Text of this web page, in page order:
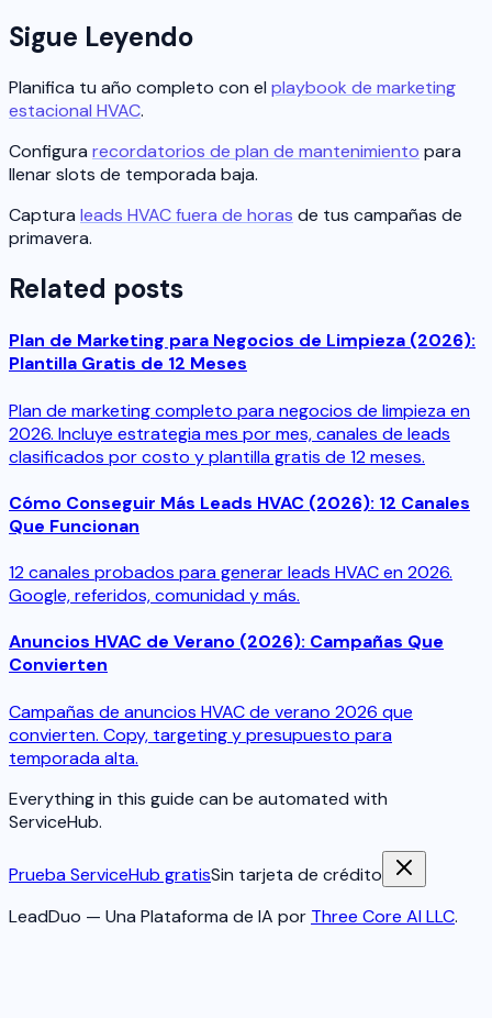
Sigue Leyendo
Planifica tu año completo con el playbook de marketing
estacional HVAC.
Configura recordatorios de plan de mantenimiento para
llenar slots de temporada baja.
Captura leads HVAC fuera de horas de tus campañas de
primavera.
Related posts
Plan de Marketing para Negocios de Limpieza (2026):
Plantilla Gratis de 12 Meses
Plan de marketing completo para negocios de limpieza en
2026. Incluye estrategia mes por mes, canales de leads
clasificados por costo y plantilla gratis de 12 meses.
Cómo Conseguir Más Leads HVAC (2026): 12 Canales
Que Funcionan
12 canales probados para generar leads HVAC en 2026.
Google, referidos, comunidad y más.
Anuncios HVAC de Verano (2026): Campañas Que
Convierten
Campañas de anuncios HVAC de verano 2026 que
convierten. Copy, targeting y presupuesto para
temporada alta.
Everything in this guide can be automated with
ServiceHub.
Prueba ServiceHub gratisSin tarjeta de crédito
LeadDuo — Una Plataforma de IA por Three Core AI LLC.